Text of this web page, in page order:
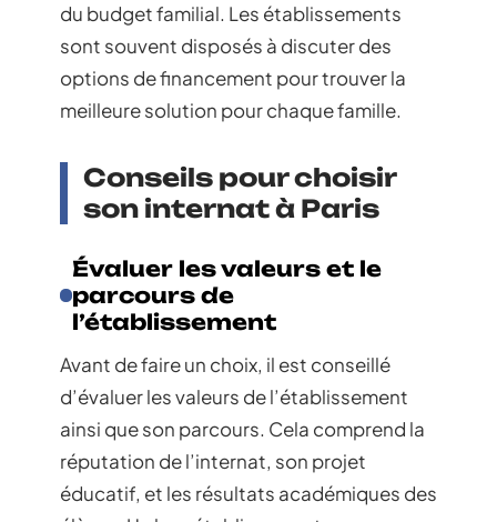
du budget familial. Les établissements
sont souvent disposés à discuter des
options de financement pour trouver la
meilleure solution pour chaque famille.
Conseils pour choisir
son internat à Paris
Évaluer les valeurs et le
parcours de
l’établissement
Avant de faire un choix, il est conseillé
d’évaluer les valeurs de l’établissement
ainsi que son parcours. Cela comprend la
réputation de l’internat, son projet
éducatif, et les résultats académiques des